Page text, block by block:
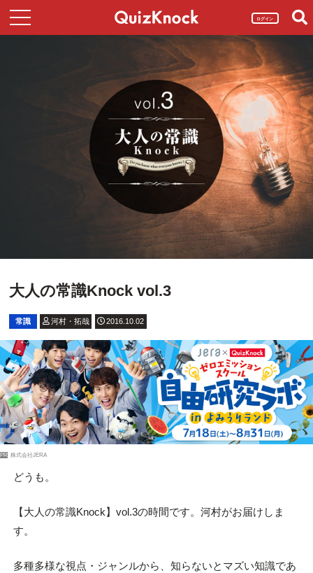
ログイン
大人の常識Knock vol.3
常識 河村・拓哉 2016.10.02
PR 株式会社JERA
どうも。
【大人の常識Knock】vol.3の時間です。河村がお届けしま
す。
多種多様な視点・ジャンルから、知らないとマズい知識であ